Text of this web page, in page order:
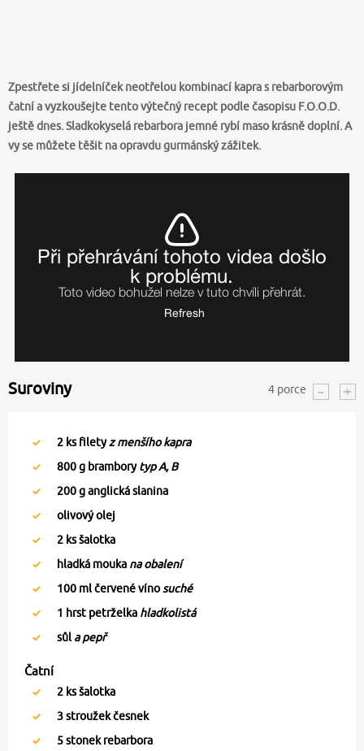
Zpestřete si jídelníček neotřelou kombinací kapra s rebarborovým
čatní a vyzkoušejte tento výtečný recept podle časopisu F.O.O.D.
ještě dnes. Sladkokyselá rebarbora jemné rybí maso krásně doplní. A
vy se můžete těšit na opravdu gurmánský zážitek.
Suroviny 4 porce
2 ks filetyz menšího kapra
800g bramborytyp A, B
200g anglická slanina
olivový olej
2 ks šalotka
hladká mouka na obalení
100 ml červené víno suché
1 hrst petrželka hladkolistá
sůl a pepř
Čatní
2 ks šalotka
3stroužek česnek
5stonek rebarbora